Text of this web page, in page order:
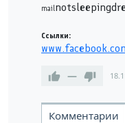
mail
Ссылки:
—
Комментарии